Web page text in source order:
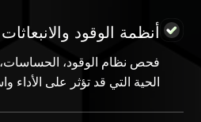
أنظمة الوقود والانبعاثات
فحص نظام الوقود، الحساسات،
الحية التي قد تؤثر على الأداء